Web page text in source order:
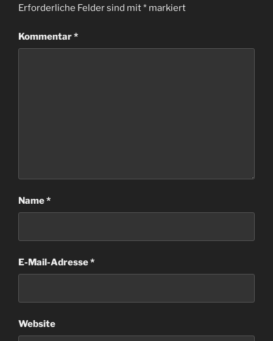
Erforderliche Felder sind mit* markiert
Kommentar*
Name*
E-Mail-Adresse*
Website